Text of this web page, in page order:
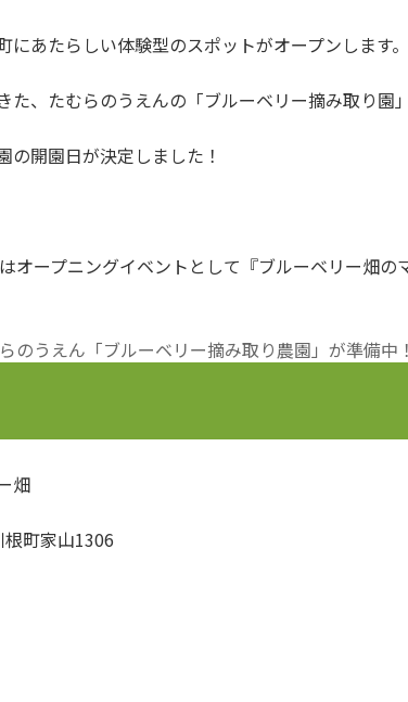
にあたらしい体験型のスポットがオープンします。
、たむらのうえんの「ブルーベリー摘み取り園」
の開園日が決定しました！
オープニングイベントとして『ブルーベリー畑の
のうえん「ブルーベリー摘み取り農園」が準備中！
畑
町家山1306